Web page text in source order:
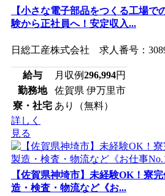
【小さな電子部品をつくる工場で
験から正社員へ！安定収入...
日総工産株式会社 求人番号：
給与 月収例296,994円
勤務地
佐賀県 伊万里市
寮・社宅 あり（無料）
詳しく
見る
【佐賀県神埼市】未経験OK！寮
造・検査・物流など《お...